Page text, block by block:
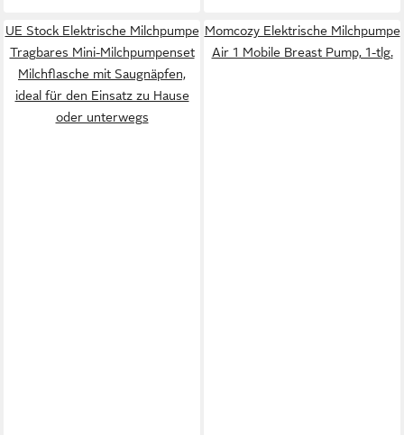
UE Stock Elektrische Milchpumpe
Tragbares Mini-Milchpumpenset
Milchflasche mit Saugnäpfen,
ideal für den Einsatz zu Hause
oder unterwegs
Momcozy Elektrische Milchpumpe
Air 1 Mobile Breast Pump, 1-tlg.